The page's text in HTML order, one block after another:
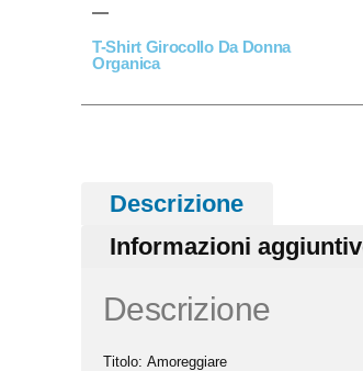
T-Shirt Girocollo Da Donna
Organica
Descrizione
Informazioni
Descrizione
Titolo: Amoreggiare